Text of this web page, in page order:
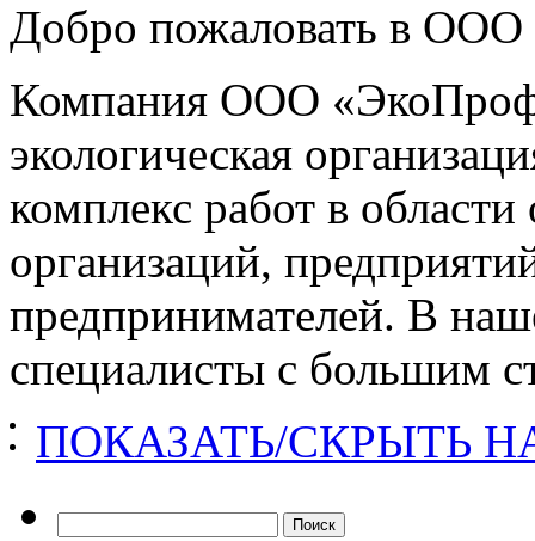
Добро пожаловать в ООО
Компания ООО
экологическая
комплекс работ в
организаций,
предпринимателей. В
специалисты с большим
ПОКАЗАТЬ/СКРЫТЬ